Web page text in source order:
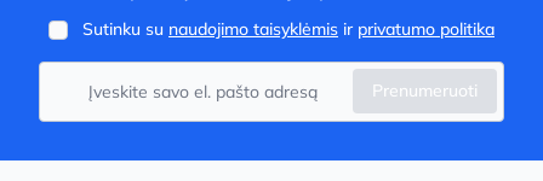
Sutinku su naudojimo taisyklėmis ir privatumo politika
Prenumeruoti